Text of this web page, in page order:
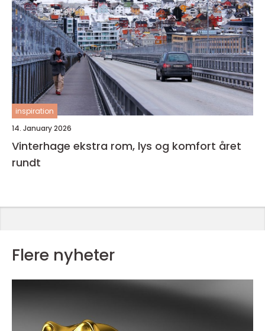
inspiration
14. January 2026
Vinterhage ekstra rom, lys og komfort året
rundt
Flere nyheter